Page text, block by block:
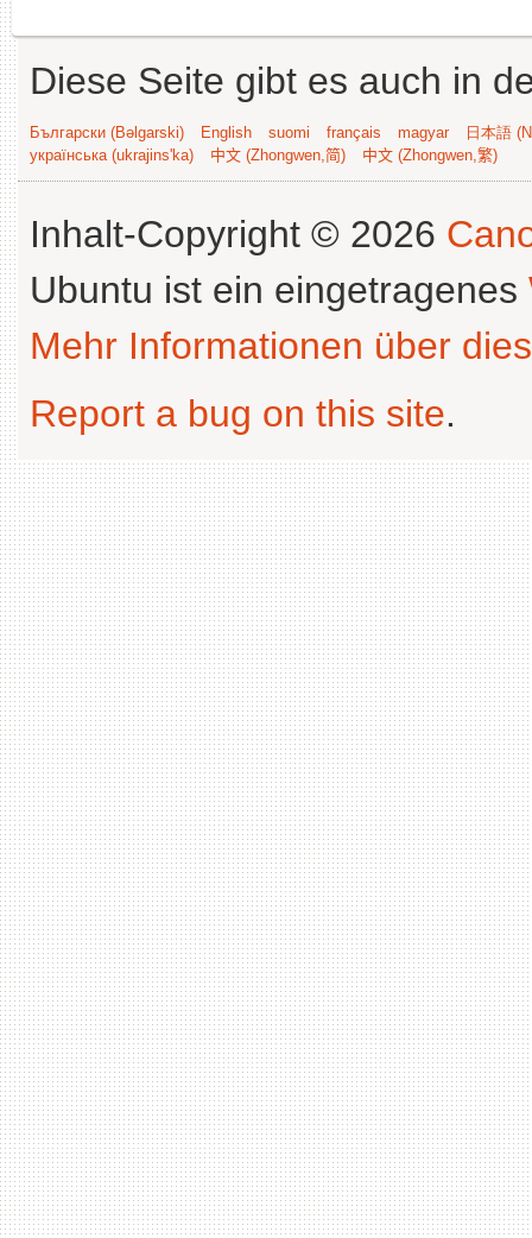
Diese Seite gibt es auch in
Български (Bəlgarski) English suomi français magyar
日本語
українська (ukrajins'ka)
中文 (Zhongwen,简) 中文 (Zhongwen,繁)
Inhalt-Copyright © 2026
Ubuntu ist ein eingetragenes
Mehr Informationen über
Report a bug on this site.